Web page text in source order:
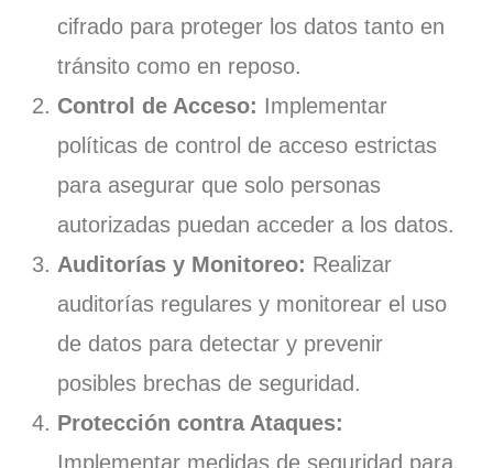
cifrado para proteger los datos tanto en
tránsito como en reposo.
Control de Acceso: Implementar
políticas de control de acceso estrictas
para asegurar que solo personas
autorizadas puedan acceder a los datos.
Auditorías y Monitoreo: Realizar
auditorías regulares y monitorear el uso
de datos para detectar y prevenir
posibles brechas de seguridad.
Protección contra Ataques:
Implementar medidas de seguridad para